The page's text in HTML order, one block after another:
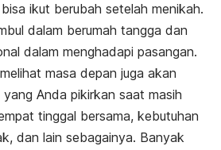
ikut berubah setelah menikah.
dalam berumah tangga dan
dalam menghadapi pasangan.
masa depan juga akan
Anda pikirkan saat masih
tinggal bersama, kebutuhan
dan lain sebagainya. Banyak